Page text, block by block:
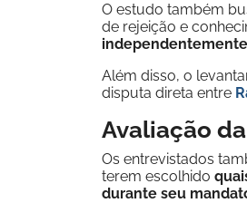
O estudo também
de rejeição e
Além disso, o
disputa direta entre
Avaliação
Os entrevistados
terem escolhido
durante seu